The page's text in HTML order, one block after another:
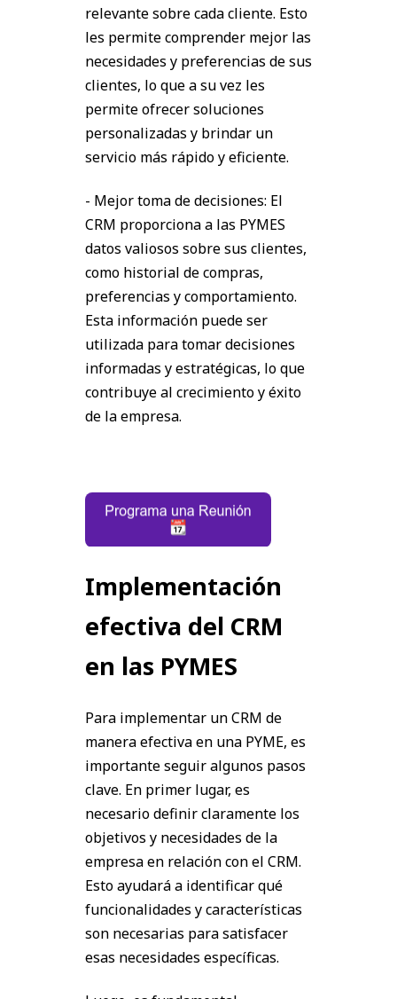
relevante sobre cada cliente. Esto
les permite comprender mejor las
necesidades y preferencias de sus
clientes, lo que a su vez les
permite ofrecer soluciones
personalizadas y brindar un
servicio más rápido y eficiente.
- Mejor toma de decisiones: El
CRM proporciona a las PYMES
datos valiosos sobre sus clientes,
como historial de compras,
preferencias y comportamiento.
Esta información puede ser
utilizada para tomar decisiones
informadas y estratégicas, lo que
contribuye al crecimiento y éxito
de la empresa.
Implementación
efectiva del CRM
en las PYMES
Para implementar un CRM de
manera efectiva en una PYME, es
importante seguir algunos pasos
clave. En primer lugar, es
necesario definir claramente los
objetivos y necesidades de la
empresa en relación con el CRM.
Esto ayudará a identificar qué
funcionalidades y características
son necesarias para satisfacer
esas necesidades específicas.